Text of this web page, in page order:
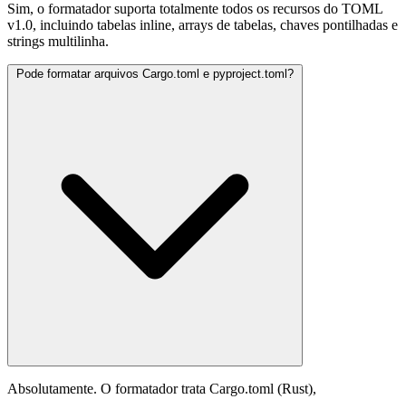
Sim, o formatador suporta totalmente todos os recursos do TOML
v1.0, incluindo tabelas inline, arrays de tabelas, chaves pontilhadas e
strings multilinha.
Pode formatar arquivos Cargo.toml e pyproject.toml?
Absolutamente. O formatador trata Cargo.toml (Rust),